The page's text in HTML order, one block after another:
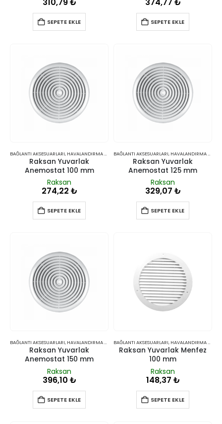
SEPETE EKLE SEPETE EKLE
BAĞLANTI AKSESUARLARI, HAVALANDIRMA VE İKLIMLENDIRME
Raksan Yuvarlak
Anemostat 100 mm
Raksan
274,22 ₺
SEPETE EKLE
BAĞLANTI AKSESUARLARI, HAVALANDIRMA VE İKLIMLENDIRME
Raksan Yuvarlak
Anemostat 125 mm
Raksan
329,07 ₺
SEPETE EKLE
BAĞLANTI AKSESUARLARI, HAVALANDIRMA VE İKLIMLENDIRME
Raksan Yuvarlak
Anemostat 150 mm
Raksan
396,10 ₺
SEPETE EKLE
BAĞLANTI AKSESUARLARI, HAVALANDIRMA VE İKLIMLENDIRME
Raksan Yuvarlak Menfez
100 mm
Raksan
148,37 ₺
SEPETE EKLE